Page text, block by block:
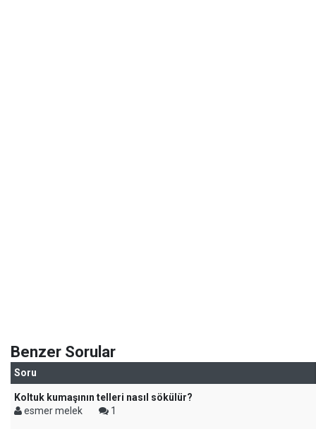
Benzer Sorular
Soru
Koltuk kumaşının telleri nasıl sökülür?
esmer melek
1